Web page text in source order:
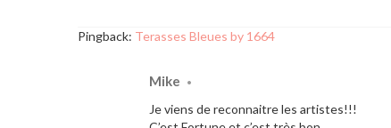
Pingback: Terasses Bleues by 1664
Mike •
Je viens de reconnaitre les artistes!!!